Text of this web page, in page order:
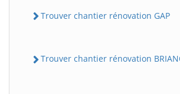
Trouver chantier rénovation GAP
Trouver chantier rénovation